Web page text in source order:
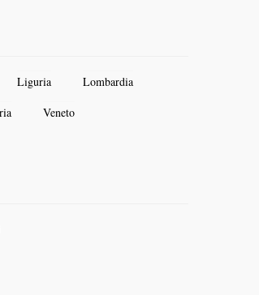
Liguria
Lombardia
Veneto